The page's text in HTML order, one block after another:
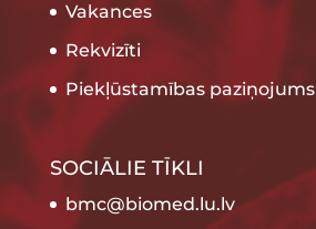
Vakances
Rekvizīti
Piekļūstamības paziņojums
SOCIĀLIE TĪKLI
bmc@biomed.lu.lv